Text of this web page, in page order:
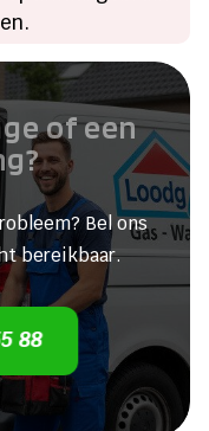
of een
Bel ons
bereikbaar.
88